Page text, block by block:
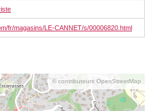
fr/magasins/LE-CANNET/s/00006820.html
© contributeurs OpenStreetMap